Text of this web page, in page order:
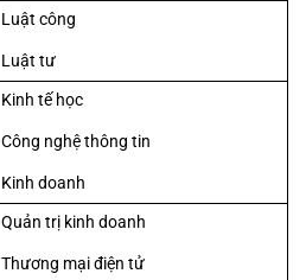
Luật công
Luật tư
Kinh tế học
Công nghệ thông tin
Kinh doanh
Quản trị kinh doanh
Thương mại điện tử